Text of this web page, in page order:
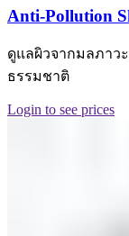
Anti-Pollution
ดูแลผิวจากมลภาว
ธรรมชาติ
Login to see prices